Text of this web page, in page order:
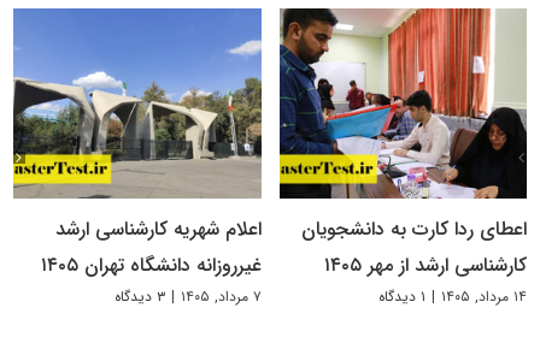
اعطای ردا کارت به دانشجویان
کارشناسی ارشد از مهر ۱۴۰۵
۱۴ مرداد, ۱۴۰۵ | ۱ دیدگاه
اعلام شهریه کارشناسی ارشد
غیرروزانه دانشگاه تهران ۱۴۰۵
۷ مرداد, ۱۴۰۵ | ۳ دیدگاه